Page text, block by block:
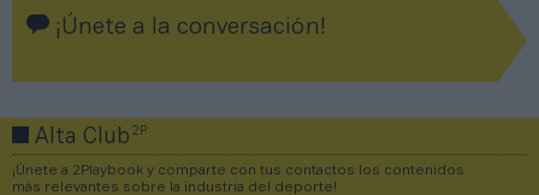
¡Únete a la conversación!
Alta Club2P
¡Únete a 2Playbook y comparte con tus contactos los contenidos
más relevantes sobre la industria del deporte!